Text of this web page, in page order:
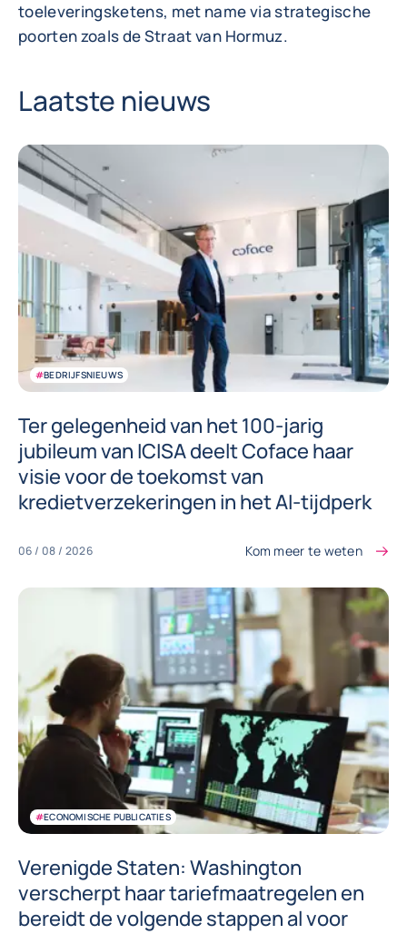
toeleveringsketens, met name via strategische
poorten zoals de Straat van Hormuz.
Laatste nieuws
#BEDRIJFSNIEUWS
Ter gelegenheid van het 100-jarig
jubileum van ICISA deelt Coface haar
visie voor de toekomst van
kredietverzekeringen in het AI-tijdperk
06 / 08 / 2026 Kom meer te weten
#ECONOMISCHE PUBLICATIES
Verenigde Staten: Washington
verscherpt haar tariefmaatregelen en
bereidt de volgende stappen al voor